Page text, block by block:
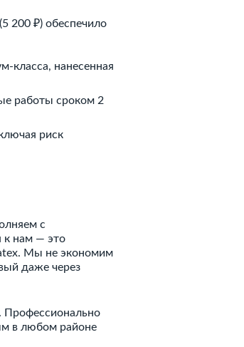
200 ₽) обеспечило
класса, нанесенная
работы сроком 2
риск
с
к нам — это
Мы не экономим
даже через
в любом районе